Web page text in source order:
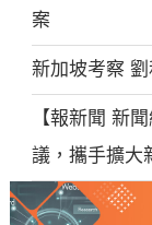
案
新加坡考察
【報新聞 新
議，攜手擴大